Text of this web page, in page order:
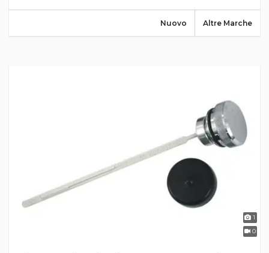
Altre Marche
Nuovo
1
0